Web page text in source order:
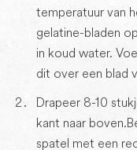
temperatuur van
gelatine-bladen
in koud water.
dit over een blad
Drapeer 8-10
kant naar boven.
spatel met een